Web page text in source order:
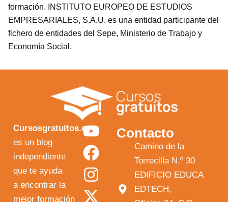
formación. INSTITUTO EUROPEO DE ESTUDIOS
EMPRESARIALES, S.A.U. es una entidad participante del
fichero de entidades del Sepe, Ministerio de Trabajo y
Economía Social.
Cursosgratuitos.es
es un blog
independiente
que te ayuda
a encontrar la
mejor formación
Y
o
u
t
u
F
a
c
e
b
I
n
s
t
a
X
-
t
w
i
Contacto
Camino de la
Torrecilla N.º 30
EDIFICIO EDUCA
EDTECH,